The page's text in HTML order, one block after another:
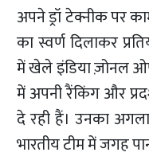
अपने ड्रॉ टेक्नीक पर
का स्वर्ण दिलाकर
में खेले इंडिया ज़ोनल
में अपनी रैंकिंग और
दे रही हैं। उनका
भारतीय टीम में जगह